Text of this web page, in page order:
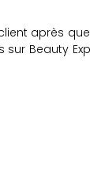
après
Beauty